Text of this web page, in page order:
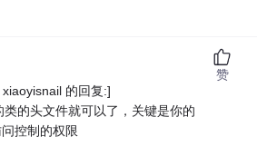
的回复:]
的头文件就可以了，关键是你的
控制的权限
赞